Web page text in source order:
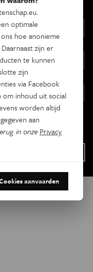
optimale
hoe anonieme
zijn er
te kunnen
zijn
via Facebook
inhoud uit social
worden altijd
aan
in onze Privacy
aanvaarden